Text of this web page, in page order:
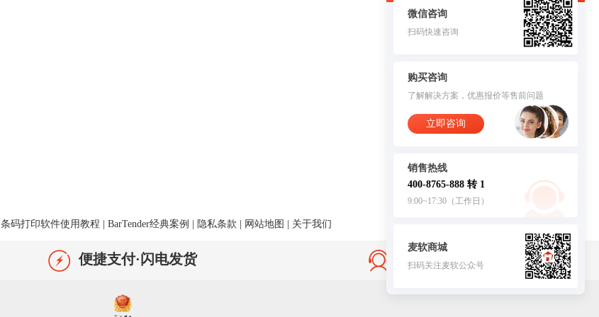
微信咨询
扫码快速咨询
购买咨询
了解解决方案，优惠报价等售前问题
立即咨询
销售热线
400-8765-888 转 1
9:00~17:30（工作日）
麦软商城
扫码关注麦软公众号
客服
条码打印软件使用教程 BarTender经典案例 隐私条款 网站地图 关于我们
便捷支付·闪电发货 售后无忧·服务保障